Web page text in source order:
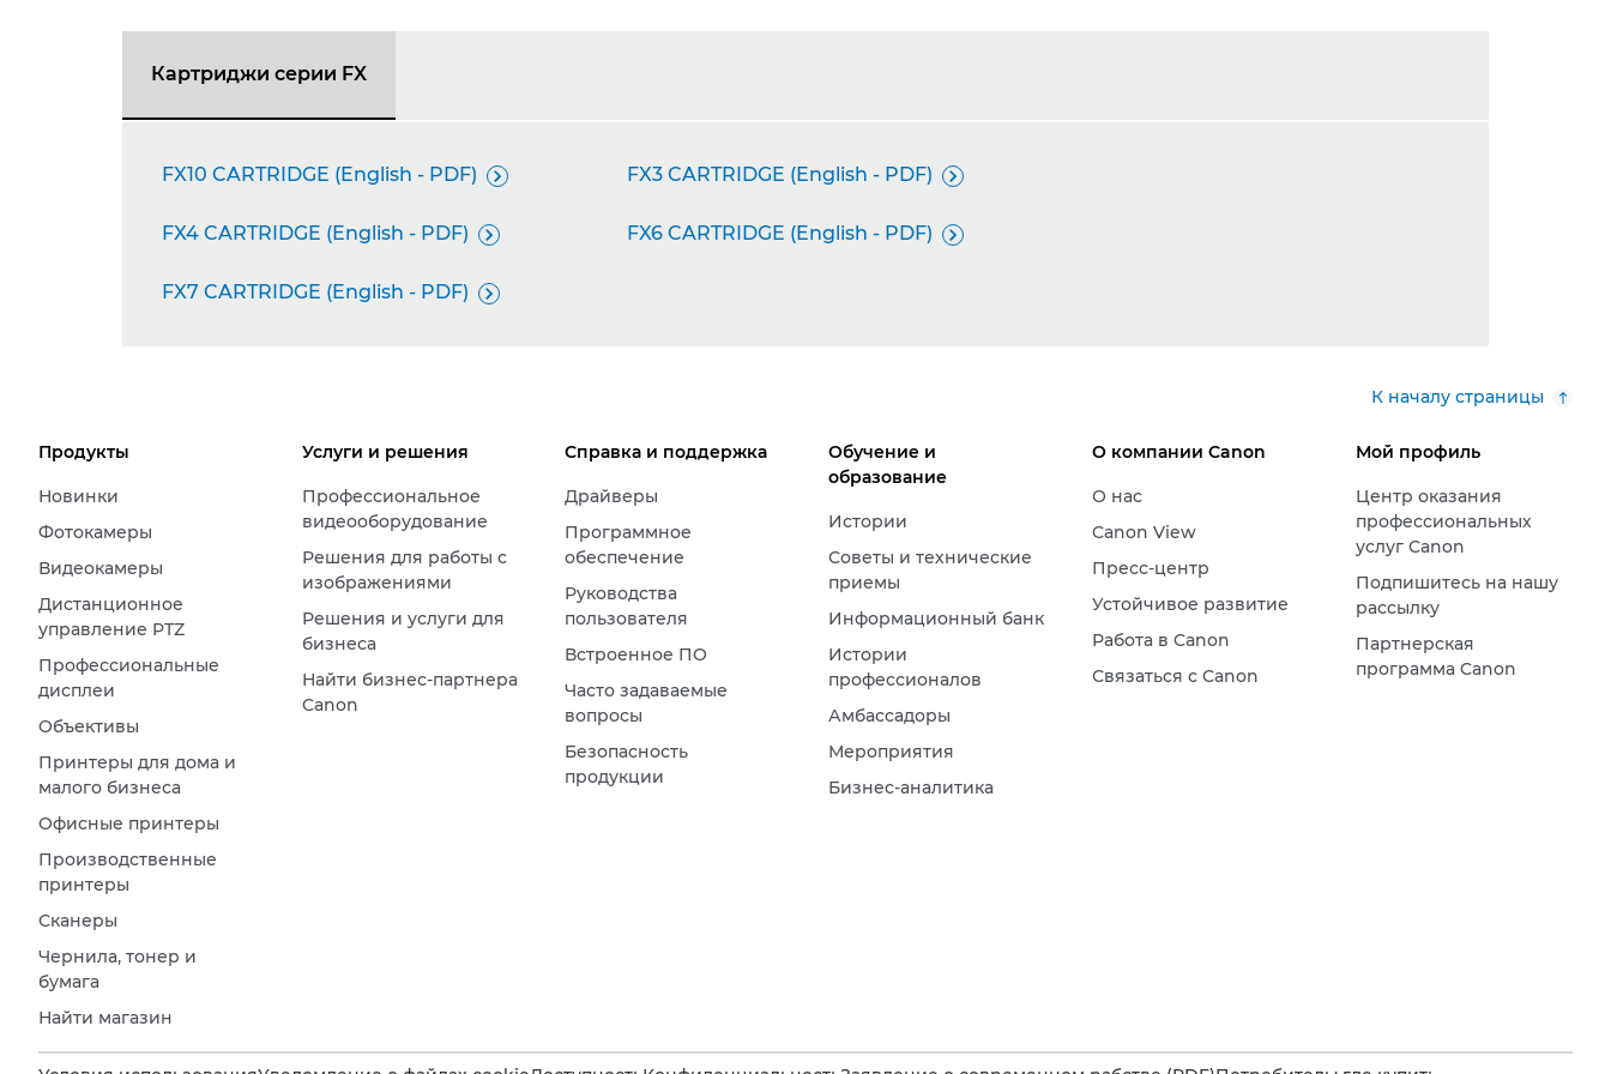
Картриджи серии FX
FX10 CARTRIDGE (English - PDF)  FX3 CARTRIDGE (English - PDF) 
FX4 CARTRIDGE (English - PDF)  FX6 CARTRIDGE (English - PDF) 
FX7 CARTRIDGE (English - PDF) 
К началу страницы
Продукты
Новинки
Фотокамеры
Видеокамеры
Дистанционное
управление PTZ
Профессиональные
дисплеи
Объективы
Принтеры для дома и
малого бизнеса
Офисные принтеры
Производственные
принтеры
Сканеры
Чернила, тонер и
бумага
Найти магазин
Услуги и решения
Профессиональное
видеооборудование
Решения для работы с
изображениями
Решения и услуги для
бизнеса
Найти бизнес-партнера
Canon
Справка и поддержка
Драйверы
Программное
обеспечение
Руководства
пользователя
Встроенное ПО
Часто задаваемые
вопросы
Безопасность
продукции
Обучение и
образование
Истории
Советы и технические
приемы
Информационный банк
Истории
профессионалов
Амбассадоры
Мероприятия
Бизнес-аналитика
О компании Canon
О нас
Canon View
Пресс-центр
Устойчивое развитие
Работа в Canon
Связаться с Canon
Мой профиль
Центр оказания
профессиональных
услуг Canon
Подпишитесь на нашу
рассылку
Партнерская
программа Canon